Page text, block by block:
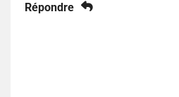
Répondre